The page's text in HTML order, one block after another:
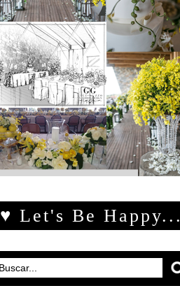
♥ Let's Be Happy...